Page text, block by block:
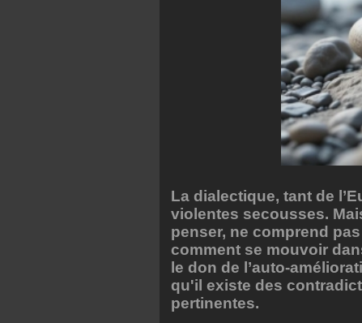
La dialectique, tant de
violentes secousses.
penser, ne comprend
comment se mouvoir
le don de l’auto-
qu'il existe des
pertinentes.